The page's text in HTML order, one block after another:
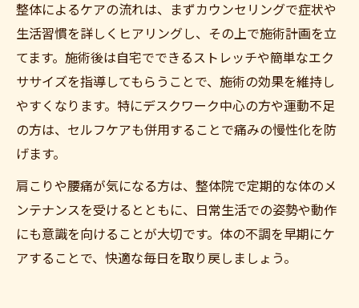
整体によるケアの流れは、まずカウンセリングで症状や
生活習慣を詳しくヒアリングし、その上で施術計画を立
てます。施術後は自宅でできるストレッチや簡単なエク
ササイズを指導してもらうことで、施術の効果を維持し
やすくなります。特にデスクワーク中心の方や運動不足
の方は、セルフケアも併用することで痛みの慢性化を防
げます。
肩こりや腰痛が気になる方は、整体院で定期的な体のメ
ンテナンスを受けるとともに、日常生活での姿勢や動作
にも意識を向けることが大切です。体の不調を早期にケ
アすることで、快適な毎日を取り戻しましょう。